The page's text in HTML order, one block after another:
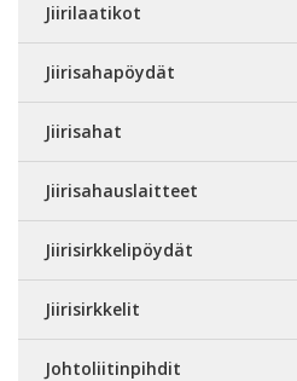
Jiirilaatikot
Jiirisahapöydät
Jiirisahat
Jiirisahauslaitteet
Jiirisirkkelipöydät
Jiirisirkkelit
Johtoliitinpihdit